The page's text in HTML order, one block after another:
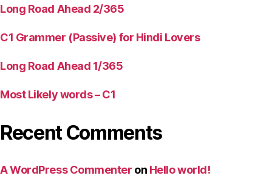
Long Road Ahead 2/365
C1 Grammer (Passive) for Hindi Lovers
Long Road Ahead 1/365
Most Likely words – C1
Recent Comments
A WordPress Commenter on Hello world!